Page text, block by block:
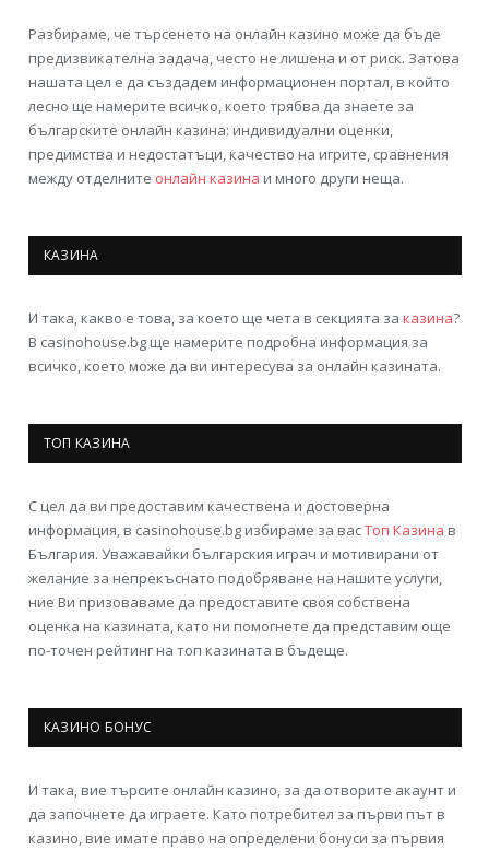
Разбираме, че търсенето на онлайн казино може да бъде
предизвикателна задача, често не лишена и от риск. Затова
нашата цел е да създадем информационен портал, в който
лесно ще намерите всичко, което трябва да знаете за
българските онлайн казина: индивидуални оценки,
предимства и недостатъци, качество на игрите, сравнения
между отделните онлайн казина и много други неща.
КАЗИНА
И така, какво е това, за което ще чета в секцията за казина?
В casinohouse.bg ще намерите подробна информация за
всичко, което може да ви интересува за онлайн казината.
ТОП КАЗИНА
С цел да ви предоставим качествена и достоверна
информация, в casinohouse.bg избираме за васТоп Казина в
България. Уважавайки българския играч и мотивирани от
желание за непрекъснато подобряване на нашите услуги,
ние Ви призоваваме да предоставите своя собствена
оценка на казината, като ни помогнете да представим още
по-точен рейтинг на топ казината в бъдеще.
КАЗИНО БОНУС
И така, вие търсите онлайн казино, за да отворите акаунт и
да започнете да играете. Като потребител за първи път в
казино, вие имате право на определени бонуси за първия